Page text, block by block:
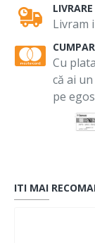
Livram
Cu
că ai
pe
ITI MAI